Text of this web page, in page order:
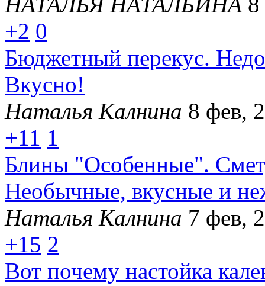
+2 0
Бюджетный перекус.
Вкусно!
Наталья Калнина 8 фев,
+11 1
Блины "Особенные".
Необычные, вкусные и
Наталья Калнина 7 фев,
+15 2
Вот почему настойка